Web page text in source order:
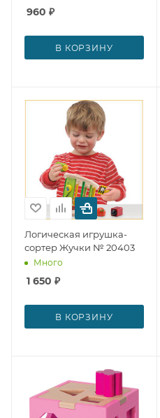
960 ₽
В КОРЗИНУ
Логическая игрушка-
сортер Жучки № 20403
Много
1 650 ₽
В КОРЗИНУ